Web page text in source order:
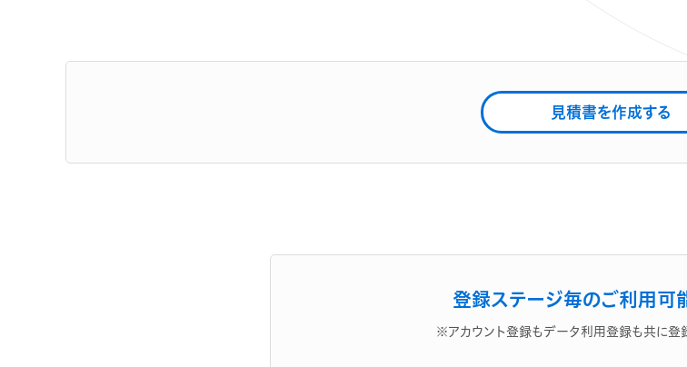
見積書を作成する
登録ステージ毎のご利用可
※アカウント登録もデータ利用登録も共に登